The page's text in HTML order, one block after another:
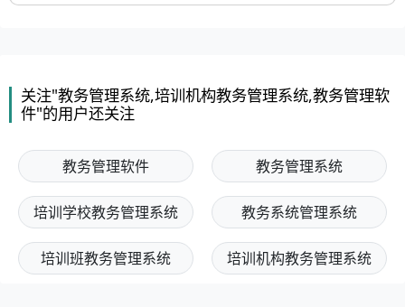
关注"教务管理系统,培训机构教务管理系统,教务管理软
件"的用户还关注
教务管理软件 教务管理系统
培训学校教务管理系统 教务系统管理系统
培训班教务管理系统 培训机构教务管理系统